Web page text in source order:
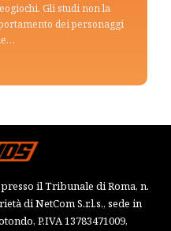
Gli studi non la
dei personaggi
il Tribunale di Roma, n.
di NetCom S.r.l.s., sede in
P.IVA 13783471009,